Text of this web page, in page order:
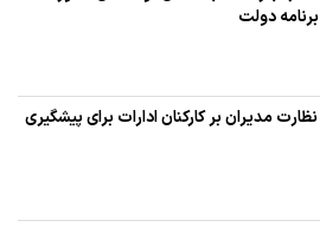
دولت
مدیران بر كاركنان ادارات برای پیشگیری